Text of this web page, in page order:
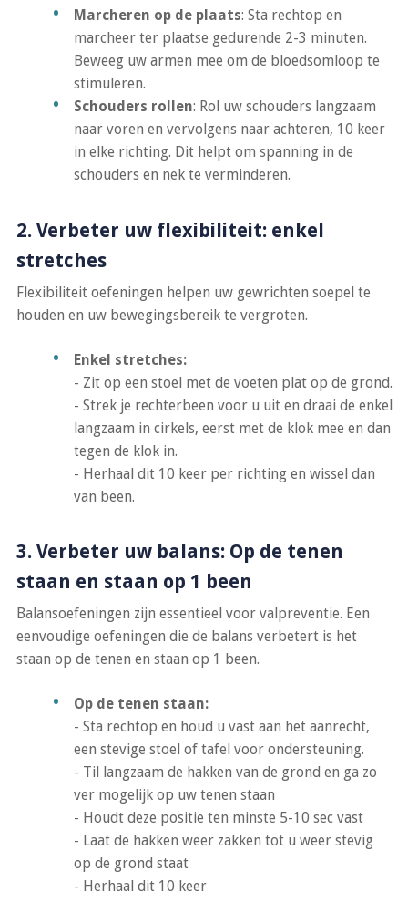
Marcheren op de plaats: Sta rechtop en
marcheer ter plaatse gedurende 2-3 minuten.
Beweeg uw armen mee om de bloedsomloop te
stimuleren.
Schouders rollen: Rol uw schouders langzaam
naar voren en vervolgens naar achteren, 10 keer
in elke richting. Dit helpt om spanning in de
schouders en nek te verminderen.
2. Verbeter uw flexibiliteit: enkel
stretches
Flexibiliteit oefeningen helpen uw gewrichten soepel te
houden en uw bewegingsbereik te vergroten.
Enkel stretches:
- Zit op een stoel met de voeten plat op de grond.
- Strek je rechterbeen voor u uit en draai de enkel
langzaam in cirkels, eerst met de klok mee en dan
tegen de klok in.
- Herhaal dit 10 keer per richting en wissel dan
van been.
3. Verbeter uw balans: Op de tenen
staan en staan op 1 been
Balansoefeningen zijn essentieel voor valpreventie. Een
eenvoudige oefeningen die de balans verbetert is het
staan op de tenen en staan op 1 been.
Op de tenen staan:
- Sta rechtop en houd u vast aan het aanrecht,
een stevige stoel of tafel voor ondersteuning.
- Til langzaam de hakken van de grond en ga zo
ver mogelijk op uw tenen staan
- Houdt deze positie ten minste 5-10 sec vast
- Laat de hakken weer zakken tot u weer stevig
op de grond staat
- Herhaal dit 10 keer